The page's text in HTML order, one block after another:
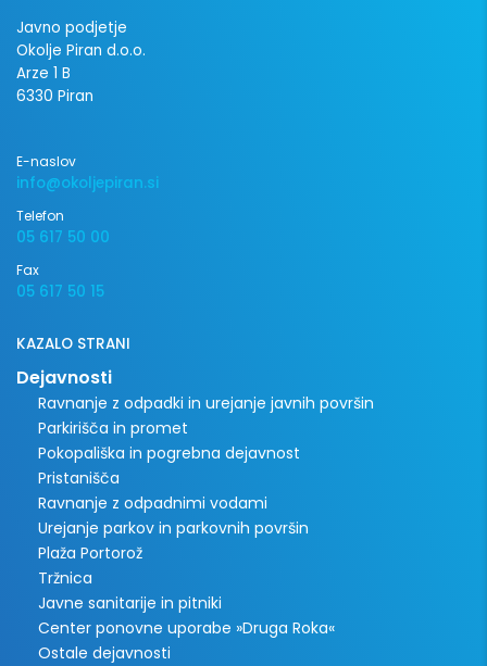
Javno podjetje
Okolje Piran d.o.o.
Arze 1 B
6330 Piran
E-naslov
info@okoljepiran.si
Telefon
05 617 50 00
Fax
05 617 50 15
KAZALO STRANI
Dejavnosti
Ravnanje z odpadki in urejanje javnih površin
Parkirišča in promet
Pokopališka in pogrebna dejavnost
Pristanišča
Ravnanje z odpadnimi vodami
Urejanje parkov in parkovnih površin
Plaža Portorož
Tržnica
Javne sanitarije in pitniki
Center ponovne uporabe »Druga Roka«
Ostale dejavnosti